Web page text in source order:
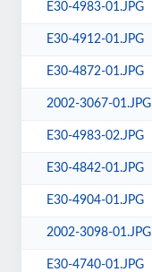
E30-4983-01.JPG
E30-4912-01.JPG
E30-4872-01.JPG
2002-3067-01.JPG
E30-4983-02.JPG
E30-4842-01.JPG
E30-4904-01.JPG
2002-3098-01.JPG
E30-4740-01.JPG